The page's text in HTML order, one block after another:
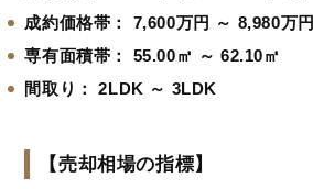
成約価格帯：
7,600万円 ～ 8,980万円
専有面積帯：
55.00㎡ ～ 62.10㎡
間取り：
2LDK ～ 3LDK
【売却相場の指標】